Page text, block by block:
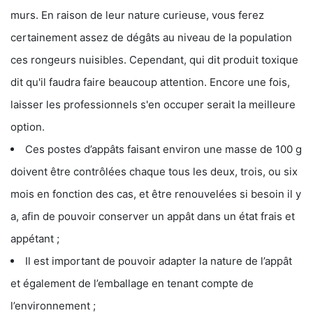
murs. En raison de leur nature curieuse, vous ferez
certainement assez de dégâts au niveau de la population
ces rongeurs nuisibles. Cependant, qui dit produit toxique
dit qu'il faudra faire beaucoup attention. Encore une fois,
laisser les professionnels s'en occuper serait la meilleure
option.
Ces postes d’appâts faisant environ une masse de 100 g
doivent être contrôlées chaque tous les deux, trois, ou six
mois en fonction des cas, et être renouvelées si besoin il y
a, afin de pouvoir conserver un appât dans un état frais et
appétant ;
Il est important de pouvoir adapter la nature de l’appât
et également de l’emballage en tenant compte de
l’environnement ;